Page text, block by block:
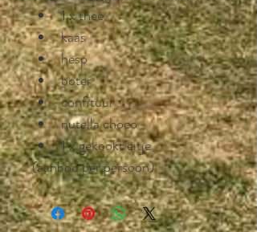
1 x thee
kaas
hesp
boter
confituur
nutella choco
1 x gekookt eitje
(aanbod per persoon)